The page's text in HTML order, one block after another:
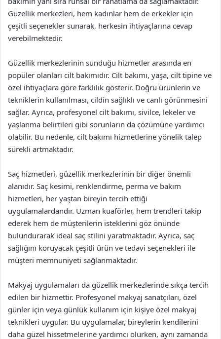
Güzellik merkezleri, hem kadınlar hem de erkekler için
çeşitli seçenekler sunarak, herkesin ihtiyaçlarına cevap
verebilmektedir.
Güzellik merkezlerinin sunduğu hizmetler arasında en
popüler olanları cilt bakımıdır. Cilt bakımı, yaşa, cilt tipine ve
özel ihtiyaçlara göre farklılık gösterir. Doğru ürünlerin ve
tekniklerin kullanılması, cildin sağlıklı ve canlı görünmesini
sağlar. Ayrıca, profesyonel cilt bakımı, sivilce, lekeler ve
yaşlanma belirtileri gibi sorunların da çözümüne yardımcı
olabilir. Bu nedenle, cilt bakımı hizmetlerine yönelik talep
sürekli artmaktadır.
Saç hizmetleri, güzellik merkezlerinin bir diğer önemli
alanıdır. Saç kesimi, renklendirme, perma ve bakım
hizmetleri, her yaştan bireyin tercih ettiği
uygulamalardandır. Uzman kuaförler, hem trendleri takip
ederek hem de müşterilerin isteklerini göz önünde
bulundurarak ideal saç stilini yaratmaktadır. Ayrıca, saç
sağlığını koruyacak çeşitli ürün ve tedavi seçenekleri ile
müşteri memnuniyeti sağlanmaktadır.
Makyaj uygulamaları da güzellik merkezlerinde sıkça tercih
edilen bir hizmettir. Profesyonel makyaj sanatçıları, özel
günler için veya günlük kullanım için kişiye özel makyaj
teknikleri uygular. Bu uygulamalar, bireylerin kendilerini
daha güzel hissetmelerine yardımcı olurken, aynı zamanda